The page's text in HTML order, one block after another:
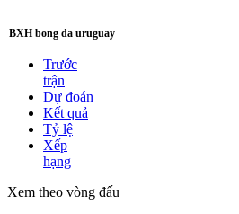
BXH bong da uruguay
Trước
trận
Dự đoán
Kết quả
Tỷ lệ
Xếp
hạng
Xem theo vòng đấu